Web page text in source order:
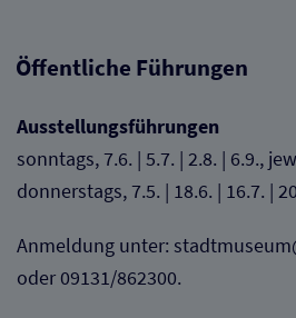
Öffentliche Führungen
Ausstellungsführungen
sonntags, 7.6. | 5.7. | 2.8. | 6.9.,
donnerstags, 7.5. | 18.6. | 16.7. |
Anmeldung unter:
oder 09131/862300.